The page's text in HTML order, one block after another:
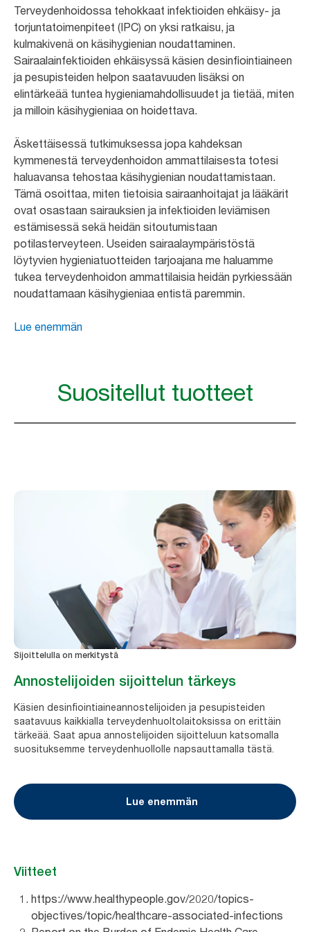
Terveydenhoidossa tehokkaat infektioiden ehkäisy- ja
torjuntatoimenpiteet (IPC) on yksi ratkaisu, ja
kulmakivenä on käsihygienian noudattaminen.
Sairaalainfektioiden ehkäisyssä käsien desinfiointiaineen
ja pesupisteiden helpon saatavuuden lisäksi on
elintärkeää tuntea hygieniamahdollisuudet ja tietää, miten
ja milloin käsihygieniaa on hoidettava.
Äskettäisessä tutkimuksessa jopa kahdeksan
kymmenestä terveydenhoidon ammattilaisesta totesi
haluavansa tehostaa käsihygienian noudattamistaan.
Tämä osoittaa, miten tietoisia sairaanhoitajat ja lääkärit
ovat osastaan sairauksien ja infektioiden leviämisen
estämisessä sekä heidän sitoutumistaan
potilasterveyteen. Useiden sairaalaympäristöstä
löytyvien hygieniatuotteiden tarjoajana me haluamme
tukea terveydenhoidon ammattilaisia heidän pyrkiessään
noudattamaan käsihygieniaa entistä paremmin.
Lue enemmän
Suositellut tuotteet
Sijoittelulla on merkitystä
Annostelijoiden sijoittelun tärkeys
Käsien desinfiointiaineannostelijoiden ja pesupisteiden
saatavuus kaikkialla terveydenhuoltolaitoksissa on erittäin
tärkeää. Saat apua annostelijoiden sijoitteluun katsomalla
suosituksemme terveydenhuollolle napsauttamalla tästä.
Lue enemmän
Viitteet
https://www.healthypeople.gov/2020/topics-
objectives/topic/healthcare-associated-infections